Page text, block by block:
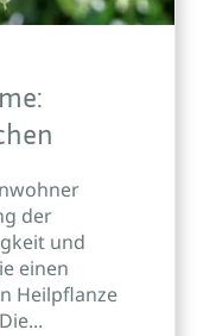
der
und
einen
Heilpflanze